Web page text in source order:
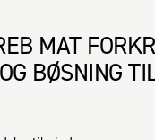
MAT
BØSNING